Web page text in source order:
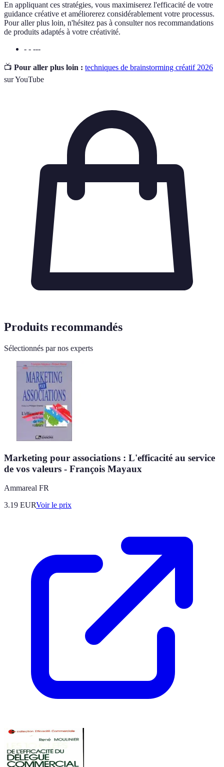
En appliquant ces stratégies, vous maximiserez l'efficacité de votre
guidance créative et améliorerez considérablement votre processus.
Pour aller plus loin, n'hésitez pas à consulter nos recommandations
de produits adaptés à votre créativité.
- - ---
📺 Pour aller plus loin : techniques de brainstorming créatif 2026
sur YouTube
Produits recommandés
Sélectionnés par nos experts
Marketing pour associations : L'efficacité au service
de vos valeurs - François Mayaux
Ammareal FR
3.19 EURVoir le prix